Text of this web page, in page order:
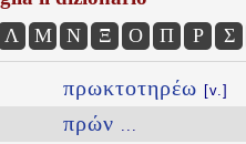
Λ Μ Ν Ξ Ο Π Ρ Σ
πρωκτοτηρέω [v.]
πρών